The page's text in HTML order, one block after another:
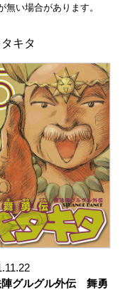
い場合があります。
キタ
陣グルグル外伝 舞勇